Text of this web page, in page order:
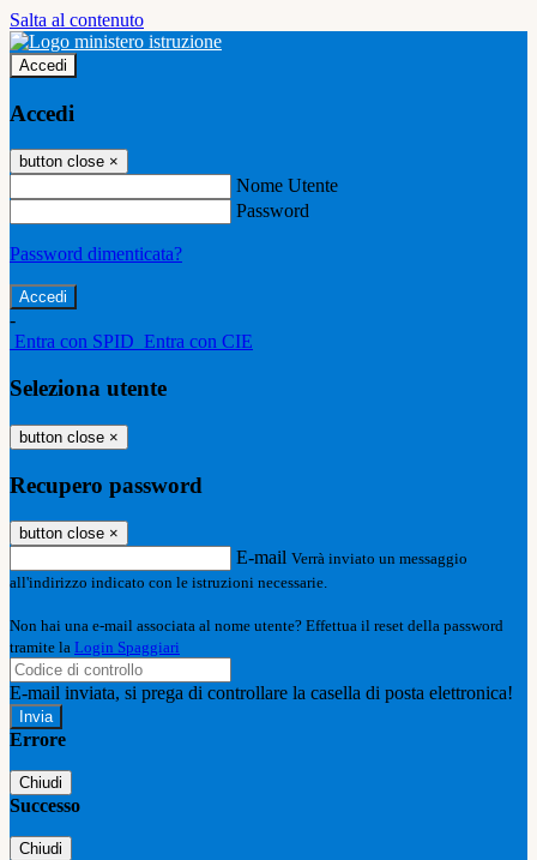
Salta al contenuto
Accedi
Accedi
button close ×
Nome Utente
Password
Password dimenticata?
-
Entra con SPID Entra con CIE
Seleziona utente
button close ×
Recupero password
button close ×
E-mail Verrà inviato un messaggio
all'indirizzo indicato con le istruzioni necessarie.
Non hai una e-mail associata al nome utente? Effettua il reset della password
tramite la Login Spaggiari
E-mail inviata, si prega di controllare la casella di posta elettronica!
Errore
Chiudi
Successo
Chiudi